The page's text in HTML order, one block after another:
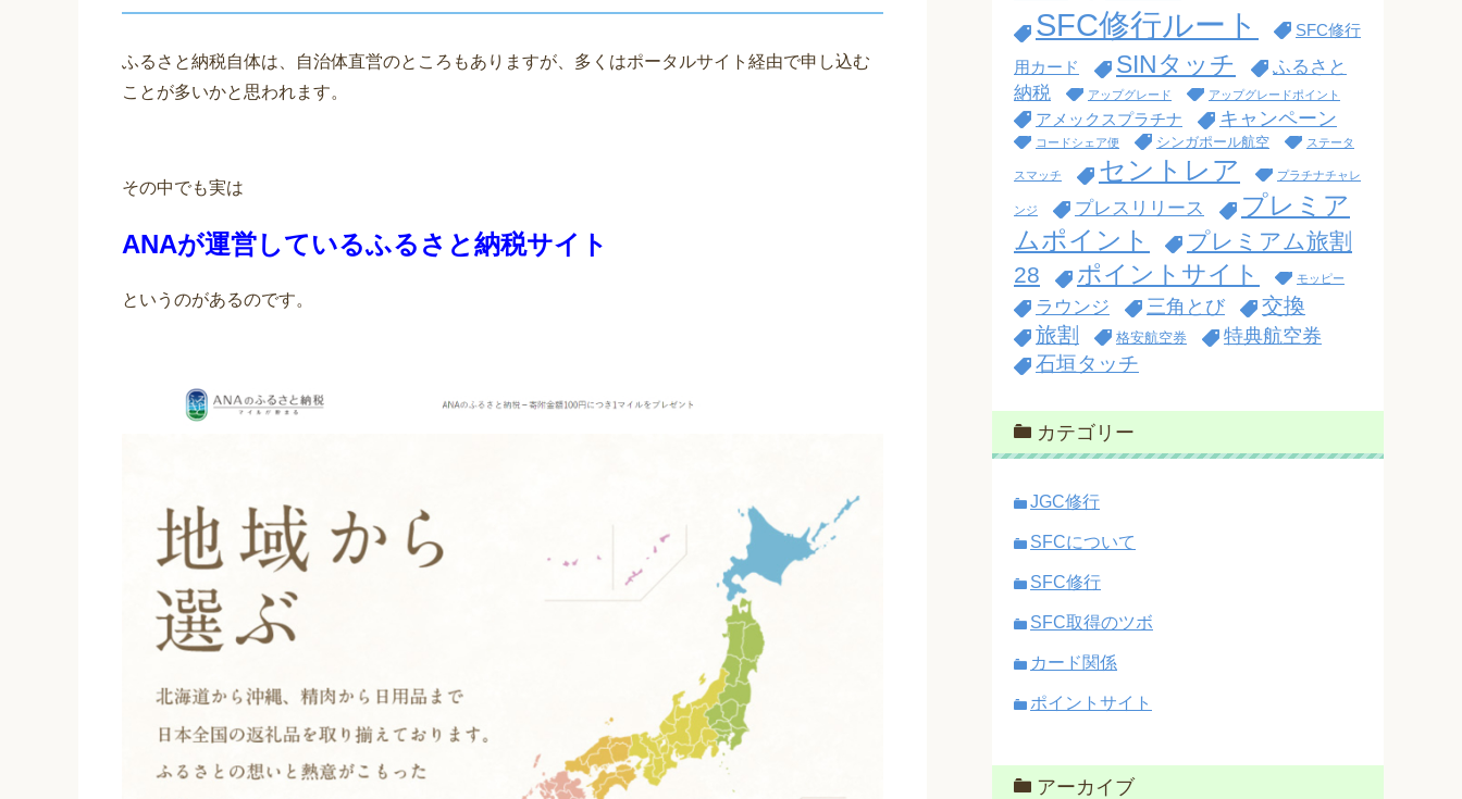
ふるさと納税自体は、自治体直営のところもありますが、多くはポータルサイト経由で申し込む
ことが多いかと思われます。
その中でも実は
ANAが運営しているふるさと納税サイト
というのがあるのです。
SFC修行ルート
SFC修行
用カード
SINタッチ
ふるさと
納税
アップグレード アップグレードポイント
アメックスプラチナ キャンペーン
コードシェア便 シンガポール航空 ステータ
スマッチ セントレア プラチナチャレ
ンジ プレスリリース
プレミア
ムポイント
プレミアム旅割
28
ポイントサイト モッピー
ラウンジ 三角とび
交換
旅割
格安航空券 特典航空券
石垣タッチ
カテゴリー
JGC修行
SFCについて
SFC修行
SFC取得のツボ
カード関係
ポイントサイト
アーカイブ